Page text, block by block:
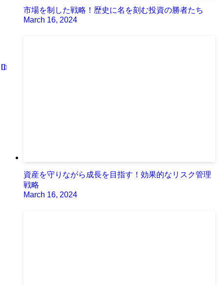
市場を制した戦略！歴史に名を刻む投資の勝者たち
March 16, 2024
資産を守りながら成長を目指す！効果的なリスク管理
戦略
March 16, 2024